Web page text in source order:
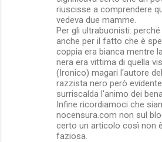
riuscisse a comprendere
vedeva due mamme.
Per gli ultrabuonisti:
anche per il fatto che è
coppia era bianca mentre
nera era vittima di quella
(Ironico) magari l'autore
razzista nero però
surriscalda l'animo dei
Infine ricordiamoci che
nocensura.com non sul
certo un articolo così non
faziosa.